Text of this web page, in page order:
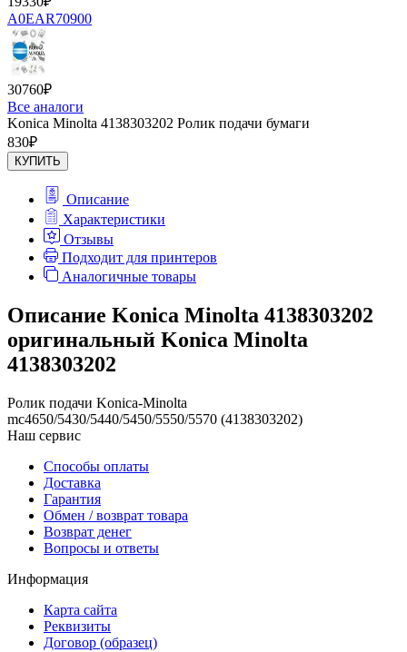
A0EAR70900
30760₽
Все аналоги
Konica Minolta 4138303202 Ролик подачи бумаги
830₽
КУПИТЬ
Описание
Характеристики
Отзывы
Подходит для принтеров
Аналогичные товары
Описание Konica Minolta 4138303202
оригинальный Konica Minolta
4138303202
Ролик подачи Konica-Minolta
mc4650/5430/5440/5450/5550/5570 (4138303202)
Наш сервис
Способы оплаты
Доставка
Гарантия
Обмен / возврат товара
Возврат денег
Вопросы и ответы
Информация
Карта сайта
Реквизиты
Договор (образец)